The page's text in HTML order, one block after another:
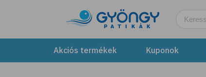
Akciós termékek Kuponok
Legyen fűszerkertünk!
További részletek